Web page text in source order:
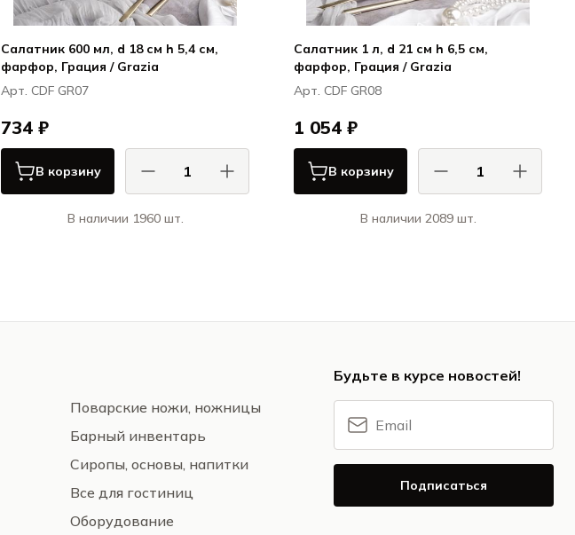
Салатник 600 мл, d 18 см h 5,4 см,
фарфор, Грация / Grazia
Арт. CDF GR07
734 ₽
В корзину
В наличии 1960 шт.
Салатник 1 л, d 21 см h 6,5 см,
фарфор, Грация / Grazia
Арт. CDF GR08
1 054 ₽
В корзину
В наличии 2089 шт.
Поварские ножи, ножницы
Барный инвентарь
Сиропы, основы, напитки
Все для гостиниц
Оборудование
Будьте в курсе новостей!
Подписаться